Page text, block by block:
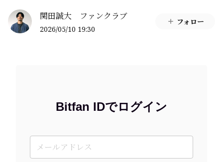
関田誠大 ファンクラブ
2026/05/10 19:30
フォロー
Bitfan IDでログイン